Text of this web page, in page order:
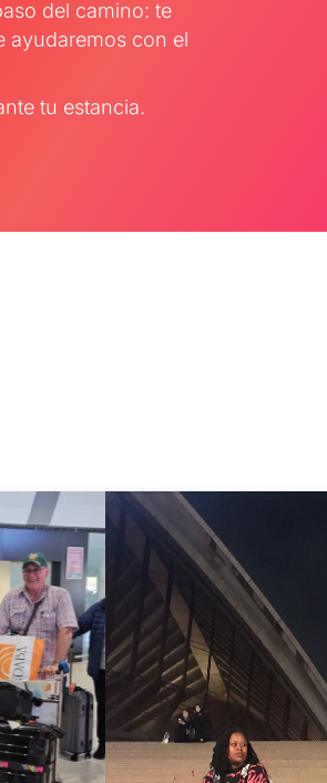
del camino: te
ayudaremos con el
tu estancia.